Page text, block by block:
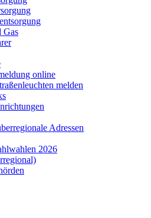
Gas
online
melden
Adressen
2026